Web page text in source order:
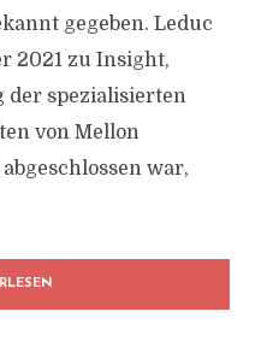
gegeben. Leduc
2021 zu Insight,
der spezialisierten
von Mellon
war,